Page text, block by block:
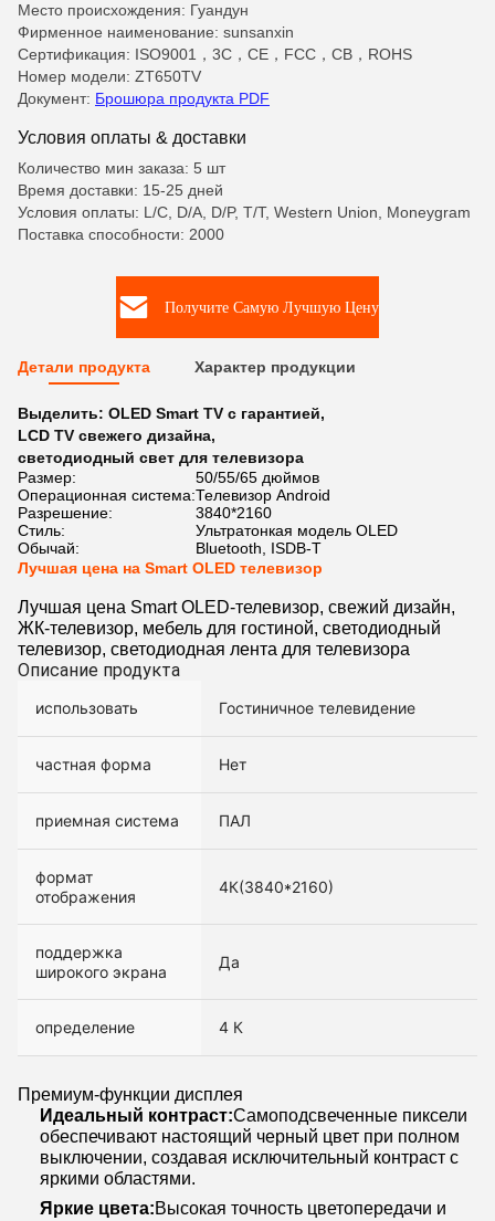
Место происхождения: Гуандун
Фирменное наименование: sunsanxin
Сертификация: ISO9001，3C，CE，FCC，CB，ROHS
Номер модели: ZT650TV
Документ: Брошюра продукта PDF
Условия оплаты & доставки
Количество мин заказа: 5 шт
Время доставки: 15-25 дней
Условия оплаты: L/C, D/A, D/P, T/T, Western Union, Moneygram
Поставка способности: 2000
Получите Самую Лучшую Цену
Детали продукта Характер продукции
Выделить: OLED Smart TV с гарантией,
LCD TV свежего дизайна,
светодиодный свет для телевизора
Размер:
50/55/65 дюймов
Операционная система:Телевизор Android
Разрешение:
3840*2160
Стиль:
Ультратонкая модель OLED
Обычай:
Bluetooth, ISDB-T
Лучшая цена на Smart OLED телевизор
Лучшая цена Smart OLED-телевизор, свежий дизайн,
ЖК-телевизор, мебель для гостиной, светодиодный
телевизор, светодиодная лента для телевизора
Описание продукта
использовать Гостиничное телевидение
частная форма Нет
приемная система ПАЛ
формат
отображения
4К(3840*2160)
поддержка
широкого экрана
Да
определение 4 К
Премиум-функции дисплея
Идеальный контраст:Самоподсвеченные пиксели
обеспечивают настоящий черный цвет при полном
выключении, создавая исключительный контраст с
яркими областями.
Яркие цвета:Высокая точность цветопередачи и